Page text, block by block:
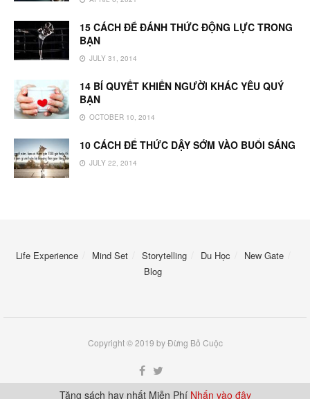
15 CÁCH ĐỂ ĐÁNH THỨC ĐỘNG LỰC TRONG
BẠN
JULY 31, 2014
14 BÍ QUYẾT KHIẾN NGƯỜI KHÁC YÊU QUÝ
BẠN
OCTOBER 10, 2014
10 CÁCH ĐỂ THỨC DẬY SỚM VÀO BUỔI SÁNG
JULY 22, 2014
Life Experience Mind Set Storytelling Du Học
New Gate
Blog
Copyright © 2019 by Đừng Bỏ Cuộc
Tặng sách hay nhất Miễn Phí Nhấn vào đây